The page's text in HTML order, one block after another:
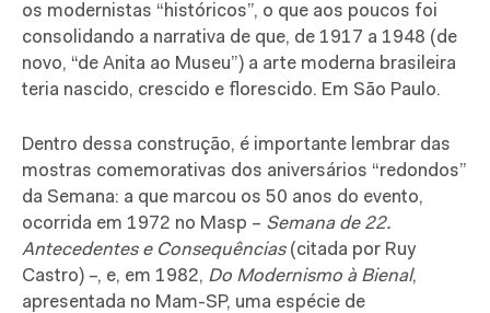
os modernistas “históricos”, o que aos poucos foi
consolidando a narrativa de que, de 1917 a 1948 (de
novo, “de Anita ao Museu”) a arte moderna brasileira
teria nascido, crescido e florescido. Em São Paulo.
Dentro dessa construção, é importante lembrar das
mostras comemorativas dos aniversários “redondos”
da Semana: a que marcou os 50 anos do evento,
ocorrida em 1972 no Masp – Semana de 22.
Antecedentes e Consequências(citada por Ruy
Castro) –, e, em 1982, Do Modernismo à Bienal,
apresentada no Mam-SP, uma espécie de